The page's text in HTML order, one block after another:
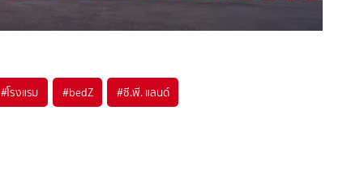
#โรงแรม #bedZ #ซี.พี. แลนด์